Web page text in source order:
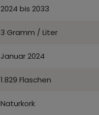
2024 bis 2033
3 Gramm / Liter
Januar 2024
1.829 Flaschen
Naturkork